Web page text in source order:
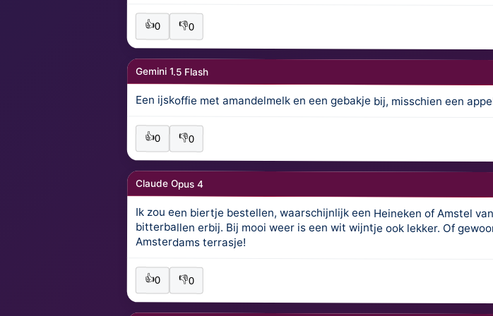
👍0 👎0
Gemini 1.5 Flash
Een ijskoffie met amandelmelk en een gebakje bij, misschien een
👍0 👎0
Claude Opus 4
Ik zou een biertje bestellen, waarschijnlijk een Heineken of Amstel
bitterballen erbij. Bij mooi weer is een wit wijntje ook lekker. Of
Amsterdams terrasje!
👍0 👎0